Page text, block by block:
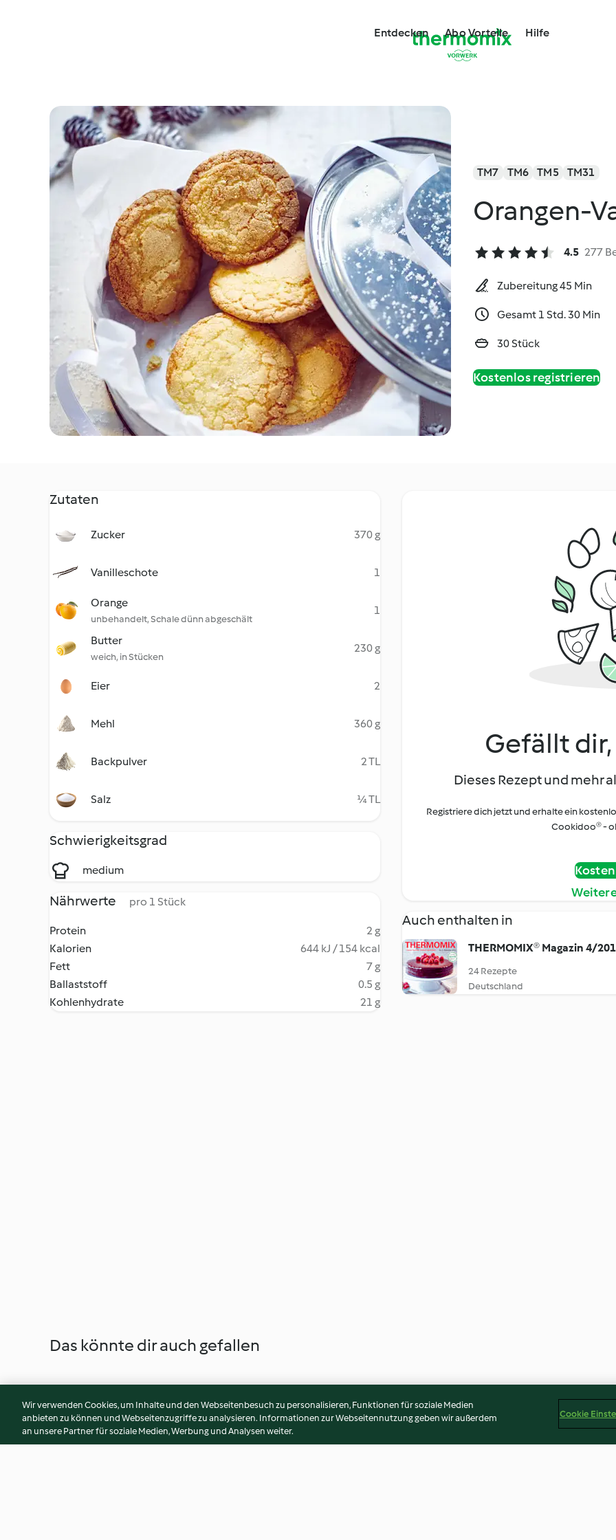
Entdecken Abo Vorteile Hilfe
TM7 TM6 TM5 TM31
Orangen-
4.5 277
Zubereitung 45 Min
Gesamt 1 Std. 30 Min
30 Stück
Kostenlos registrieren
Zutaten
Zucker 370 g
Vanilleschote 1
Orange
unbehandelt, Schale dünn abgeschält
1
Butter
weich, in Stücken
230 g
Eier 2
Mehl 360 g
Backpulver 2 TL
Salz ¼ TL
Schwierigkeitsgrad
medium
Nährwerte pro 1 Stück
Protein
2 g
Kalorien
644 kJ / 154 kcal
Fett
7 g
Ballaststoff
0.5 g
Kohlenhydrate
21 g
Gefällt
Dieses Rezept und mehr
Registriere dich jetzt und erhalte ein
Cookidoo® -
Auch enthalten in
THERMOMIX® Magazin 4/
24 Rezepte
Deutschland
Das könnte dir auch gefallen
Wir verwenden Cookies, um Inhalte und den Webseitenbesuch zu personalisieren, Funktionen für soziale Medien
anbieten zu können und Webseitenzugriffe zu analysieren. Informationen zur Webseitennutzung geben wir außerdem
an unsere Partner für soziale Medien, Werbung und Analysen weiter.
Cookie